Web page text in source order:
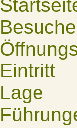
Eintritt
Lage